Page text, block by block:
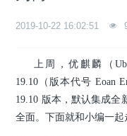
2019-10-22 16:02:51
上周，优麒麟（
19.10（版本代号 Eoan
19.10 版本，默认集成全
全面。下面就和小编一起